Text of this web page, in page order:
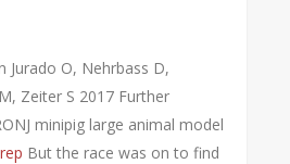
Jurado O, Nehrbass D,
Zeiter S 2017 Further
minipig large animal model
But the race was on to find